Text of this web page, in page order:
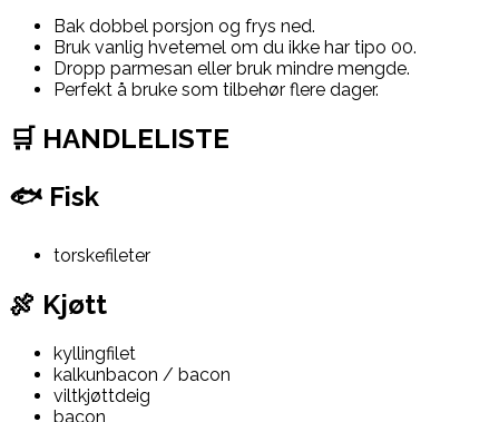
Bak dobbel porsjon og frys ned.
Bruk vanlig hvetemel om du ikke har tipo 00.
Dropp parmesan eller bruk mindre mengde.
Perfekt å bruke som tilbehør flere dager.
🛒 HANDLELISTE
🐟 Fisk
torskefileter
🍖 Kjøtt
kyllingfilet
kalkunbacon / bacon
viltkjøttdeig
bacon